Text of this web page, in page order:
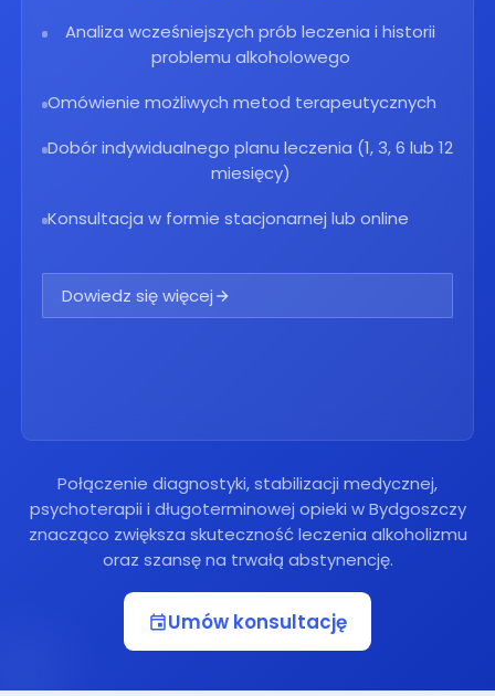
Analiza wcześniejszych prób leczenia i historii
problemu alkoholowego
Omówienie możliwych metod terapeutycznych
Dobór indywidualnego planu leczenia (1, 3, 6 lub 12
miesięcy)
Konsultacja w formie stacjonarnej lub online
Dowiedz się więcej
Połączenie diagnostyki, stabilizacji medycznej,
psychoterapii i długoterminowej opieki w Bydgoszczy
znacząco zwiększa skuteczność leczenia alkoholizmu
oraz szansę na trwałą abstynencję.
Umów konsultację